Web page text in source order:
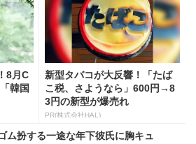
8月C
韓国
新型タバコが大反響！「たば
こ税、さようなら」600円→8
3円の新型が爆売れ
PR(株式会社HAL)
ム扮する一途な年下彼氏に胸キュ